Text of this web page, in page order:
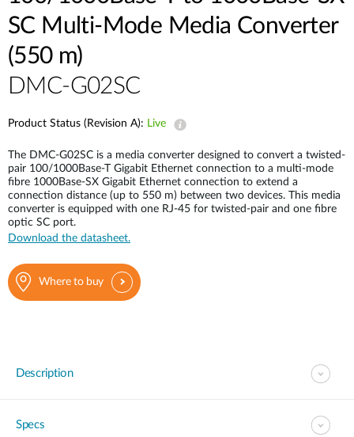
mydlink
Σημεία Πώλησης
Σημεία Πώλησης
Blog
Υποστήριξη
Tech Alerts
FAQs
Warranty
Contact
SC Multi-Mode Media Converter
(550 m)
DMC-G02SC
Product Status (Revision A): Live
The DMC-G02SC is a media converter designed to convert a twisted-
pair 100/1000Base-T Gigabit Ethernet connection to a multi-mode
fibre 1000Base-SX Gigabit Ethernet connection to extend a
connection distance (up to 550 m) between two devices. This media
converter is equipped with one RJ-45 for twisted-pair and one fibre
optic SC port.
Download the datasheet.
Where to buy
Description
Specs